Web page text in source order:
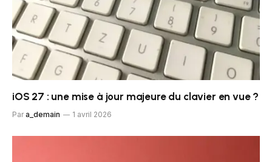
iOS 27 : une mise à jour majeure du clavier en vue ?
Par a_demain 1 avril 2026